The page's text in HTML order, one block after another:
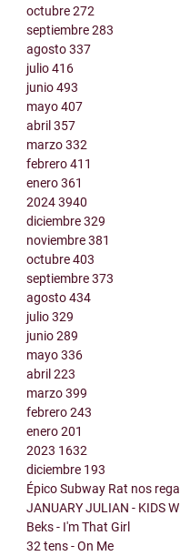
octubre272
septiembre283
agosto337
julio416
junio493
mayo407
abril357
marzo332
febrero411
enero361
20243940
diciembre329
noviembre381
octubre403
septiembre373
agosto434
julio329
junio289
mayo336
abril223
marzo399
febrero243
enero201
2023 1632
diciembre 193
Épico Subway Rat nos
JANUARY JULIAN - KIDS
Beks - I'm That Girl
32 tens - On Me